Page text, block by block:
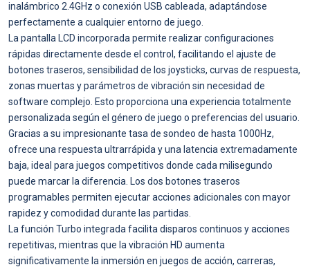
inalámbrico 2.4GHz o conexión USB cableada, adaptándose
perfectamente a cualquier entorno de juego.
La pantalla LCD incorporada permite realizar configuraciones
rápidas directamente desde el control, facilitando el ajuste de
botones traseros, sensibilidad de los joysticks, curvas de respuesta,
zonas muertas y parámetros de vibración sin necesidad de
software complejo. Esto proporciona una experiencia totalmente
personalizada según el género de juego o preferencias del usuario.
Gracias a su impresionante tasa de sondeo de hasta 1000Hz,
ofrece una respuesta ultrarrápida y una latencia extremadamente
baja, ideal para juegos competitivos donde cada milisegundo
puede marcar la diferencia. Los dos botones traseros
programables permiten ejecutar acciones adicionales con mayor
rapidez y comodidad durante las partidas.
La función Turbo integrada facilita disparos continuos y acciones
repetitivas, mientras que la vibración HD aumenta
significativamente la inmersión en juegos de acción, carreras,